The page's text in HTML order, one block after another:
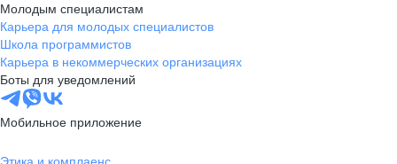
Молодым специалистам
Карьера для молодых специалистов
Школа программистов
Карьера в некоммерческих организациях
Боты для уведомлений
Мобильное приложение